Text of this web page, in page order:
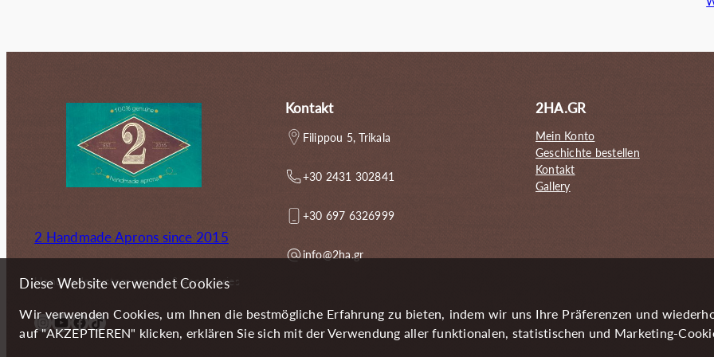
2 Handmade Aprons since 2015
Handmade custom aprons & accessories
InstagramYouTube Facebook TikTok
Kontakt
Filippou 5, Trikala
+30 2431 302841
+30 697 6326999
info@2ha.gr
2HA.GR
Mein Konto
Geschichte bestellen
Kontakt
Gallery
Diese Website verwendet Cookies
Wir verwenden Cookies, um Ihnen die bestmögliche Erfahrung zu bieten, indem wir uns Ihre Präferenzen und
auf "AKZEPTIEREN" klicken, erklären Sie sich mit der Verwendung aller funktionalen, statistischen und Marketing-